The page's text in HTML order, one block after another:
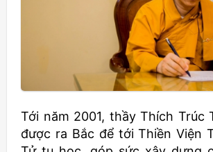
Tới năm 2001, thầy Thích Trúc
được ra Bắc để tới Thiền Viện